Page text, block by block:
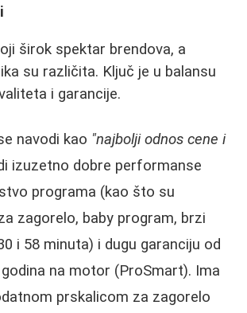
širok spektar brendova, a
su različita. Ključ je u balansu
i garancije.
navodi kao "najbolji odnos cene i
izuzetno dobre performanse
programa (kao što su
zagorelo, baby program, brzi
i 58 minuta) i dugu garanciju od
na motor (ProSmart). Ima
prskalicom za zagorelo